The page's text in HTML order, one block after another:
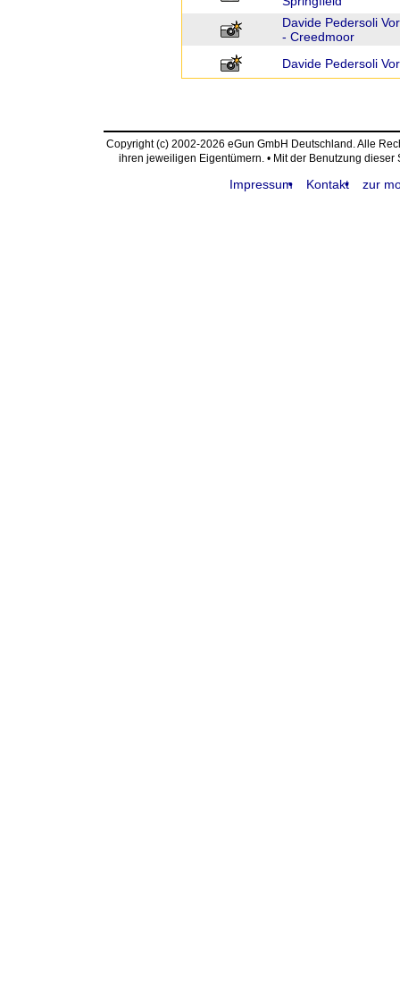
Davide Pedersoli
- Creedmoor
Davide Pedersoli
Copyright (c) 2002-2026 eGun GmbH Deutschland. Alle
ihren jeweiligen Eigentümern. • Mit der Benutzung
Impressum Kontakt zur